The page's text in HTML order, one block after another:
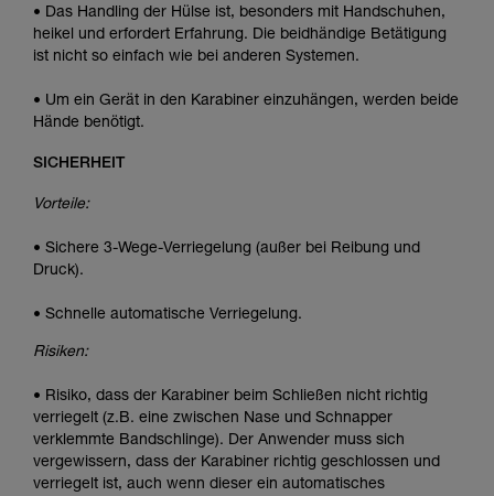
• Das Handling der Hülse ist, besonders mit Handschuhen,
heikel und erfordert Erfahrung. Die beidhändige Betätigung
ist nicht so einfach wie bei anderen Systemen.
• Um ein Gerät in den Karabiner einzuhängen, werden beide
Hände benötigt.
SICHERHEIT
Vorteile:
• Sichere 3-Wege-Verriegelung (außer bei Reibung und
Druck).
• Schnelle automatische Verriegelung.
Risiken:
• Risiko, dass der Karabiner beim Schließen nicht richtig
verriegelt (z.B. eine zwischen Nase und Schnapper
verklemmte Bandschlinge). Der Anwender muss sich
vergewissern, dass der Karabiner richtig geschlossen und
verriegelt ist, auch wenn dieser ein automatisches